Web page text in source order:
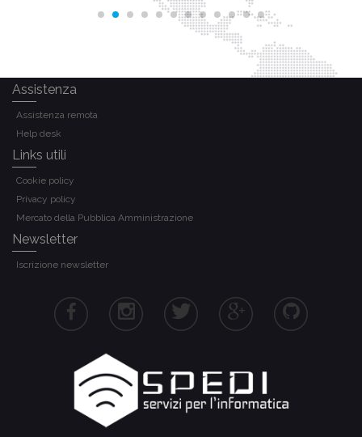
Assistenza
Assistenza remota
Help desk
Links utili
Cookie policy
Privacy policy
Mercato della Pubblica Amministrazione
Newsletter
Iscrizione newsletter